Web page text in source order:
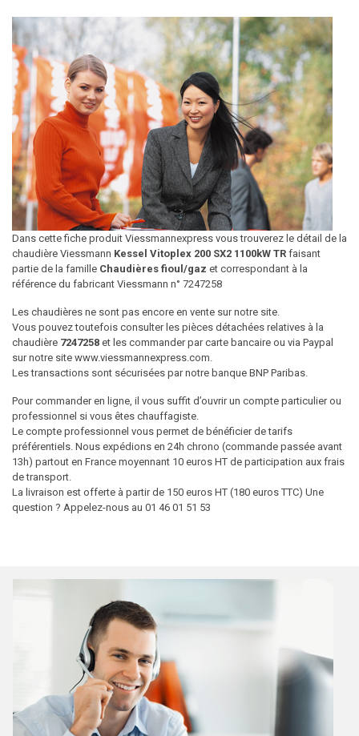
Dans cette fiche produit Viessmannexpress vous trouverez le détail de la
chaudière Viessmann Kessel Vitoplex 200 SX2 1100kW TR faisant
partie de la famille Chaudières fioul/gaz et correspondant à la
référence du fabricant Viessmann n° 7247258
Les chaudières ne sont pas encore en vente sur notre site.
Vous pouvez toutefois consulter les pièces détachées relatives à la
chaudière 7247258 et les commander par carte bancaire ou via Paypal
sur notre site www.viessmannexpress.com.
Les transactions sont sécurisées par notre banque BNP Paribas.
Pour commander en ligne, il vous suffit d’ouvrir un compte particulier ou
professionnel si vous êtes chauffagiste.
Le compte professionnel vous permet de bénéficier de tarifs
préférentiels. Nous expédions en 24h chrono (commande passée avant
13h) partout en France moyennant 10 euros HT de participation aux frais
de transport.
La livraison est offerte à partir de 150 euros HT (180 euros TTC) Une
question ? Appelez-nous au 01 46 01 51 53